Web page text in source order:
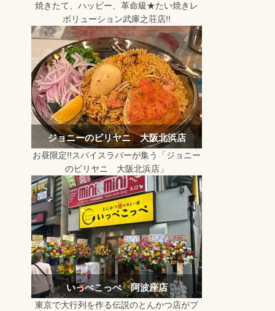
焼きたて、ハッピー、革命級★たい焼きレ
ボリューション武庫之荘店!!
ジョニーのビリヤニ 大阪北浜店
お昼限定!!スパイスラバーが集う「ジョニー
のビリヤニ 大阪北浜店」
いっぺこっぺ 阿波座店
東京で大行列を作る伝説のとんかつ店がプ